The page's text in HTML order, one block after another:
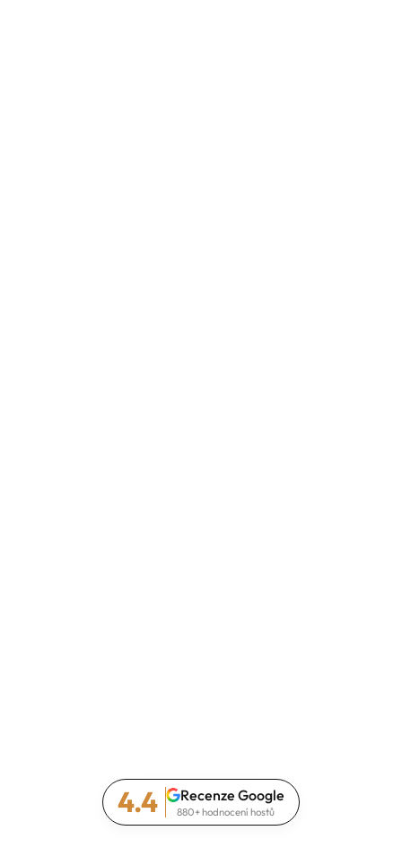
4.4 Recenze Google
880+ hodnocení hostů